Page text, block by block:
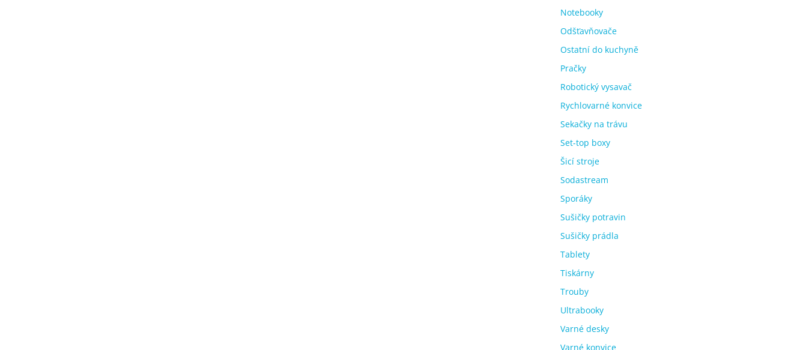
Notebooky
Odšťavňovače
Ostatní do kuchyně
Pračky
Robotický vysavač
Rychlovarné konvice
Sekačky na trávu
Set-top boxy
Šicí stroje
Sodastream
Sporáky
Sušičky potravin
Sušičky prádla
Tablety
Tiskárny
Trouby
Ultrabooky
Varné desky
Varné konvice